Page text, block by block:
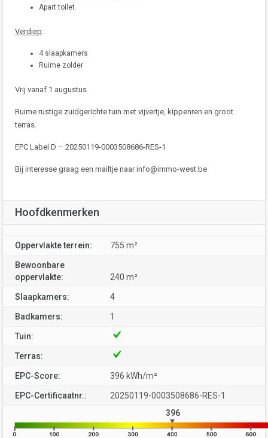
Apart toilet.
Verdiep:
4 slaapkamers
Ruime zolder
Vrij vanaf 1 augustus
Ruime rustige zuidgerichte tuin met vijvertje, kippenren en groot
terras.
EPC Label D – 20250119-0003508686-RES-1
Bij interesse graag een mailtje naarinfo@immo-west.be
Hoofdkenmerken
Oppervlakte terrein: 755 m²
Bewoonbare
oppervlakte:
240 m²
Slaapkamers: 4
Badkamers: 1
Tuin:
Terras:
EPC-Score: 396 kWh/m²
EPC-Certificaatnr.:
20250119-0003508686-RES-1
396